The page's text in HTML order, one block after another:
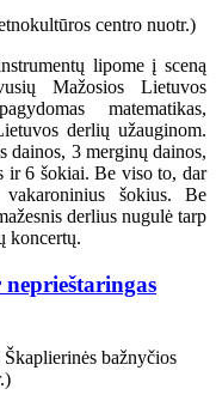
lipome į sceną
Mažosios Lietuvos
matematikas,
derlių užauginom.
dainos, 3 merginų dainos,
ir 6 šokiai. Be viso to, dar
vakaroninius šokius. Be
derlius nugulė tarp
koncertų.
neprieštaringas